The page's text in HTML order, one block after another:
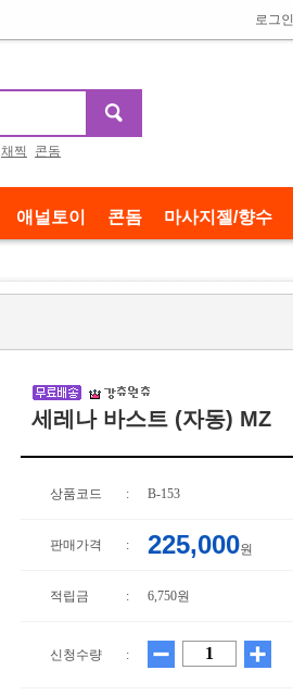
로그인
채찍 콘돔
애널토이 콘돔 마사지젤/향수
세레나 바스트 (자동) MZ
상품코드 : B-153
판매가격 : 225,000원
적립금 : 6,750원
신청수량 :